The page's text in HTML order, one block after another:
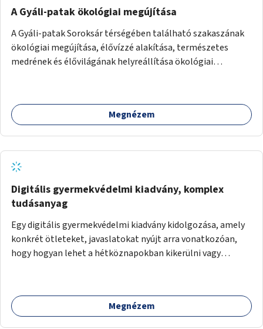
A Gyáli-patak ökológiai megújítása
A Gyáli-patak Soroksár térségében található szakaszának
ökológiai megújítása, élővízzé alakítása, természetes
medrének és élővilágának helyreállítása ökológiai
Megnézem
Digitális gyermekvédelmi kiadvány, komplex
tudásanyag
Egy digitális gyermekvédelmi kiadvány kidolgozása, amely
konkrét ötleteket, javaslatokat nyújt arra vonatkozóan,
hogy hogyan lehet a hétköznapokban kikerülni vagy
Megnézem